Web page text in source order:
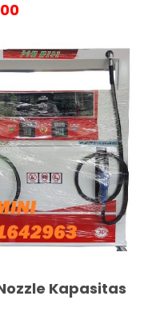
Kapasitas